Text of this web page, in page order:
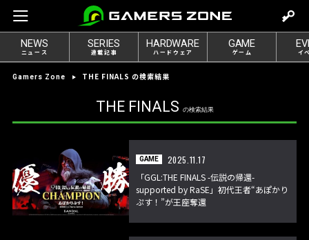
e
n
NEWS
ニュース
SERIES
連載記事
HARDWARE
ハードウェア
GAME
ゲーム イ
Gamers Zone THE FINALS の検索結果
THE FINALS の検索結果
GAME
2025.11.17
「GGL:THE FINALS -伝説の帰還-
supported by RaSE」初代王者“あぽかり
ぷす！”が王座奪還